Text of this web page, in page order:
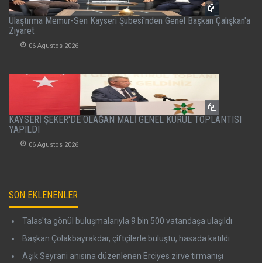
Ulaştırma Memur-Sen Kayseri Şubesi'nden Genel Başkan Çalışkan'a
Ziyaret
06 Agustos 2026
KAYSERİ ŞEKER'DE OLAĞAN MALİ GENEL KURUL TOPLANTISI
YAPILDI
06 Agustos 2026
SON EKLENENLER
Talas'ta gönül buluşmalarıyla 9 bin 500 vatandaşa ulaşıldı
Başkan Çolakbayrakdar, çiftçilerle buluştu, hasada katıldı
Aşık Seyrani anısına düzenlenen Erciyes zirve tırmanışı